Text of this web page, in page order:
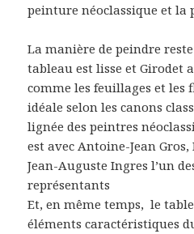
peinture néoclassique et
La manière de peindre
tableau est lisse et Girodet
comme les feuillages et les
idéale selon les canons
lignée des peintres
est avec Antoine-Jean
Jean-Auguste Ingres l’un
représentants
Et, en même temps, le
éléments caractéristiques